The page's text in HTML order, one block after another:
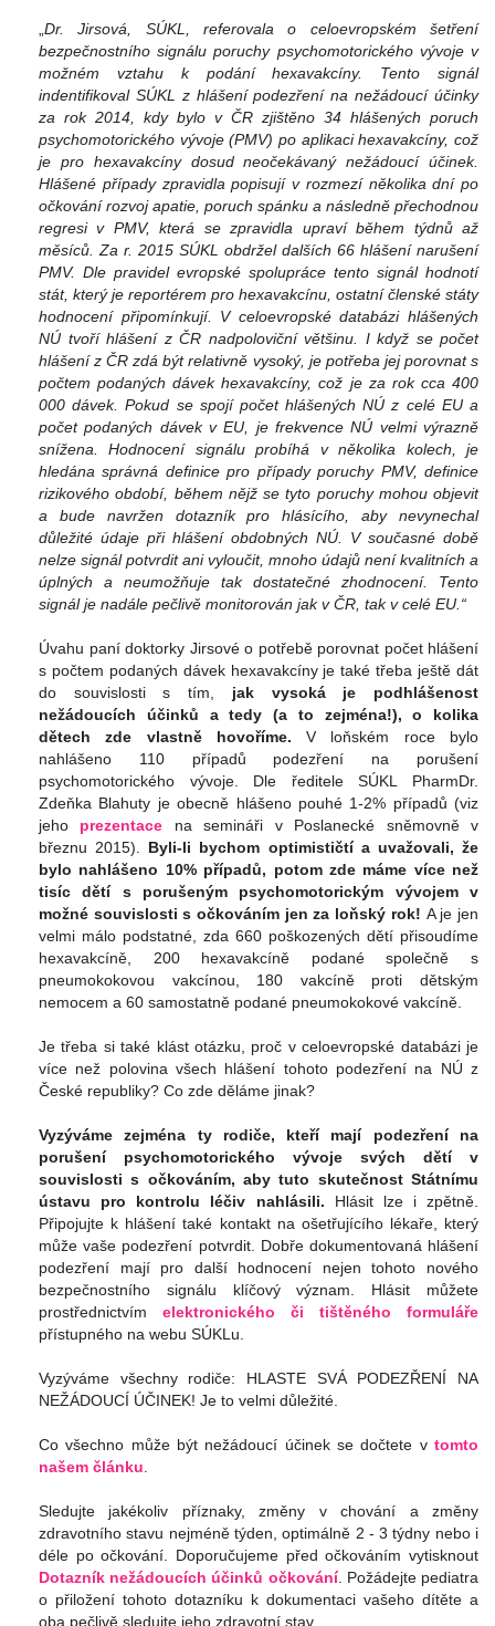
Dr. Jirsová, SÚKL, referovala o celoevropském šetření
bezpečnostního signálu poruchy psychomotorického vývoje v
možném vztahu k podání hexavakcíny. Tento signál
indentifikoval SÚKL z hlášení podezření na nežádoucí účinky
za rok 2014, kdy bylo v ČR zjištěno 34 hlášených poruch
psychomotorického vývoje (PMV) po aplikaci hexavakcíny, což
je pro hexavakcíny dosud neočekávaný nežádoucí účinek.
Hlášené případy zpravidla popisují v rozmezí několika dní po
očkování rozvoj apatie, poruch spánku a následně přechodnou
regresi v PMV, která se zpravidla upraví během týdnů až
měsíců. Za r. 2015 SÚKL obdržel dalších 66 hlášení narušení
PMV. Dle pravidel evropské spolupráce tento signál hodnotí
stát, který je reportérem pro hexavakcínu, ostatní členské státy
hodnocení připomínkují. V celoevropské databázi hlášených
NÚ tvoří hlášení z ČR nadpoloviční většinu. I když se počet
hlášení z ČR zdá být relativně vysoký, je potřeba jej porovnat s
počtem podaných dávek hexavakcíny, což je za rok cca 400
000 dávek. Pokud se spojí počet hlášených NÚ z celé EU a
počet podaných dávek v EU, je frekvence NÚ velmi výrazně
snížena. Hodnocení signálu probíhá v několika kolech, je
hledána správná definice pro případy poruchy PMV, definice
rizikového období, během nějž se tyto poruchy mohou objevit
a bude navržen dotazník pro hlásícího, aby nevynechal
důležité údaje při hlášení obdobných NÚ. V současné době
nelze signál potvrdit ani vyloučit, mnoho údajů není kvalitních a
úplných a neumožňuje tak dostatečné zhodnocení. Tento
signál je nadále pečlivě monitorován jak v ČR, tak v celé EU.“
Úvahu paní doktorky Jirsové o potřebě porovnat počet hlášení
s počtem podaných dávek hexavakcíny je také třeba ještě dát
do souvislosti s tím, jak vysoká je podhlášenost
nežádoucích účinků a tedy (a to zejména!), o kolika
dětech zde vlastně hovoříme. V loňském roce bylo
nahlášeno 110 případů podezření na porušení
psychomotorického vývoje. Dle ředitele SÚKL PharmDr.
Zdeňka Blahuty je obecně hlášeno pouhé 1-2% případů (viz
jeho prezentace na semináři v Poslanecké sněmovně v
březnu 2015). Byli-li bychom optimističtí a uvažovali, že
bylo nahlášeno 10% případů, potom zde máme více než
tisíc dětí s porušeným psychomotorickým vývojem v
možné souvislosti s očkováním jen za loňský rok! A je jen
velmi málo podstatné, zda 660 poškozených dětí přisoudíme
hexavakcíně, 200 hexavakcíně podané společně s
pneumokokovou vakcínou, 180 vakcíně proti dětským
nemocem a 60 samostatně podané pneumokokové vakcíně.
Je třeba si také klást otázku, proč v celoevropské databázi je
více než polovina všech hlášení tohoto podezření na NÚ z
České republiky? Co zde děláme jinak?
Vyzýváme zejména ty rodiče, kteří mají podezření na
porušení psychomotorického vývoje svých dětí v
souvislosti s očkováním, aby tuto skutečnost Státnímu
ústavu pro kontrolu léčiv nahlásili. Hlásit lze i zpětně.
Připojujte k hlášení také kontakt na ošetřujícího lékaře, který
může vaše podezření potvrdit. Dobře dokumentovaná hlášení
podezření mají pro další hodnocení nejen tohoto nového
bezpečnostního signálu klíčový význam. Hlásit můžete
prostřednictvím elektronického či tištěného formuláře
přístupného na webu SÚKLu
Vyzýváme všechny rodiče: HLASTE SVÁ PODEZŘENÍ NA
NEŽÁDOUCÍ ÚČINEK! Je to velmi důležité.
Co všechno může být nežádoucí účinek se dočtete v tomto
našem článku
Sledujte jakékoliv příznaky, změny v chování a změny
zdravotního stavu nejméně týden, optimálně 2 - 3 týdny nebo i
déle po očkování. Doporučujeme před očkováním vytisknout
Dotazník nežádoucích účinků očkování. Požádejte pediatra
o přiložení tohoto dotazníku k dokumentaci vašeho dítěte a
oba pečlivě sledujte jeho zdravotní stav.